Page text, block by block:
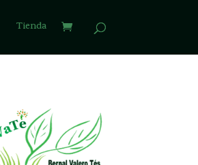
Tienda